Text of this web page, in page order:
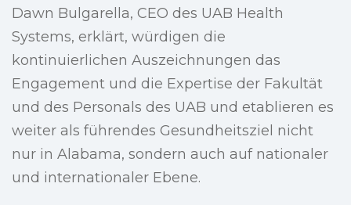
Dawn Bulgarella, CEO des UAB Health
Systems, erklärt, würdigen die
kontinuierlichen Auszeichnungen das
Engagement und die Expertise der Fakultät
und des Personals des UAB und etablieren es
weiter als führendes Gesundheitsziel nicht
nur in Alabama, sondern auch auf nationaler
und internationaler Ebene.